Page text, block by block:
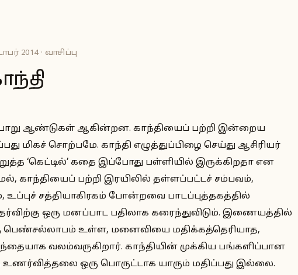
2014 · வாசிப்பு
ஆண்டுகள் ஆகின்றன. காந்தியைப் பற்றி இன்றைய
மிகச் சொற்பமே. காந்தி எழுத்துப்பிழை செய்து ஆசிரியர்
‘கெட்டில்’ கதை இப்போது பள்ளியில் இருக்கிறதா என
காந்தியைப் பற்றி இரயிலில் தள்ளப்பட்டச் சம்பவம்,
சத்தியாகிரகம் போன்றவை பாடப்புத்தகத்தில்
ஒரு மனப்பாட பதிலாக கரைந்துவிடும். இணையத்தில்
பெண்சல்லாபம் உள்ள, மனைவியை மதிக்கத்தெரியாத,
வலம்வருகிறார். காந்தியின் முக்கிய பங்களிப்பான
ஒரு பொருட்டாக யாரும் மதிப்பது இல்லை.